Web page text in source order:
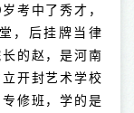
考中了秀才，
，后挂牌当律
的赵，是河南
开封艺术学校
修班，学的是